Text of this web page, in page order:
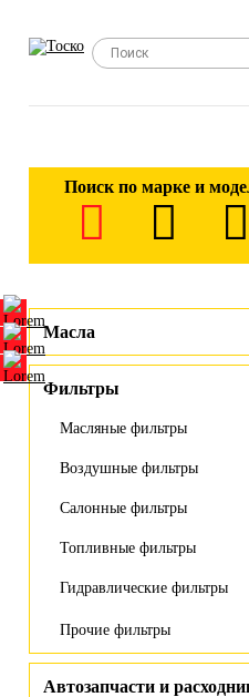
Поиск по марке и
Масла
Фильтры
Масляные фильтры
Воздушные фильтры
Салонные фильтры
Топливные фильтры
Гидравлические фильтры
Прочие фильтры
Автозапчасти и